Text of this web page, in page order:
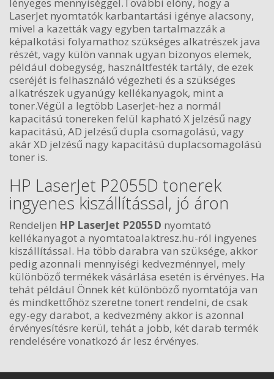
LaserJet nyomtatók karbantartási igénye alacsony,
mivel a kazetták vagy egyben tartalmazzák a
képalkotási folyamathoz szükséges alkatrészek java
részét, vagy külön vannak ugyan bizonyos elemek,
például dobegység, használtfesték tartály, de ezek
cseréjét is felhasználó végezheti és a szükséges
alkatrészek ugyanúgy kellékanyagok, mint a
toner.Végül a legtöbb LaserJet-hez a normál
kapacitású tonereken felül kapható X jelzésű nagy
kapacitású, AD jelzésű dupla csomagolású, vagy
akár XD jelzésű nagy kapacitású duplacsomagolású
toner is.
HP LaserJet P2055D tonerek
ingyenes kiszállítással, jó áron
Rendeljen HP LaserJet P2055D nyomtató
kellékanyagot a nyomtatoalaktresz.hu-ról ingyenes
kiszállítással. Ha több darabra van szüksége, akkor
pedig azonnali mennyiségi kedvezménnyel, mely
különböző termékek vásárlása esetén is érvényes. Ha
tehát például Önnek két különböző nyomtatója van
és mindkettőhöz szeretne tonert rendelni, de csak
egy-egy darabot, a kedvezmény akkor is azonnal
érvényesítésre kerül, tehát a jobb, két darab termék
rendelésére vonatkozó ár lesz érvényes.